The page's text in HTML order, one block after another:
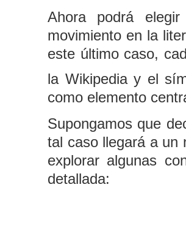
Ahora podrá
movimiento en la
este último caso,
la Wikipedia y el
como elemento
Supongamos que
tal caso llegará a un
explorar algunas
detallada: